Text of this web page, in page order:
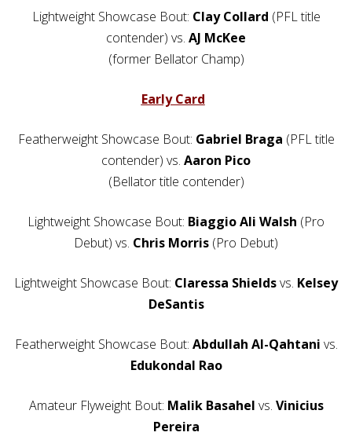
Lightweight Showcase Bout: Clay Collard (PFL title
contender) vs. AJ McKee
(former Bellator Champ)
Early Card
Featherweight Showcase Bout: Gabriel Braga (PFL title
contender) vs. Aaron Pico
(Bellator title contender)
Lightweight Showcase Bout: Biaggio Ali Walsh (Pro
Debut) vs. Chris Morris (Pro Debut)
Lightweight Showcase Bout: Claressa Shieldsvs. Kelsey
DeSantis
Featherweight Showcase Bout: Abdullah Al-Qahtani vs.
Edukondal Rao
Amateur Flyweight Bout: Malik Basahel vs. Vinicius
Pereira